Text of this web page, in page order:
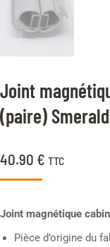
Joint
(paire)
40.90 € TTC
Joint magnétique
Pièce d’origine du